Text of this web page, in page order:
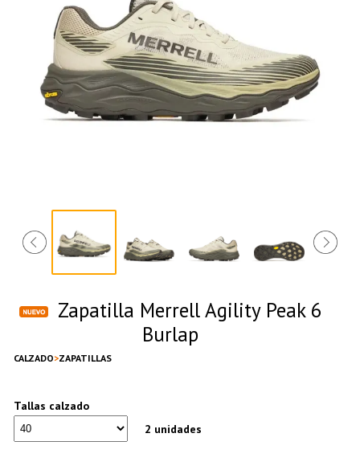
Zapatilla Merrell Agility Peak 6
Burlap
CALZADO ZAPATILLAS
Tallas calzado
2 unidades